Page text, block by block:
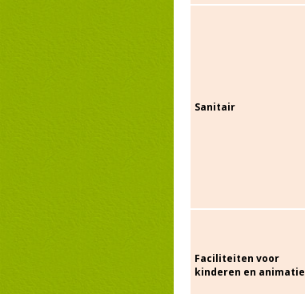
Sanitair
Faciliteiten voor
kinderen en animatie